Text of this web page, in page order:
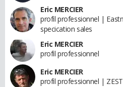
Eric MERCIER
profil professionnel |
specication sales
Eric MERCIER
profil professionnel
Eric MERCIER
profil professionnel |